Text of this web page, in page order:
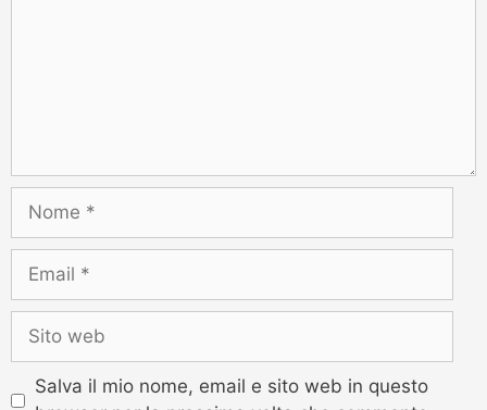
Salva il mio nome, email e sito web in questo